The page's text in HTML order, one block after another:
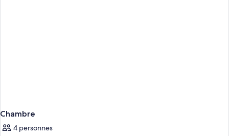
Chambre
4 personnes